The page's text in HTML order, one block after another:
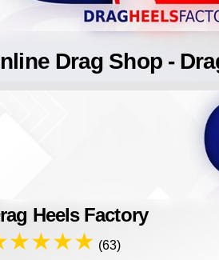
Drag Shop -
Heels Factory
(63)